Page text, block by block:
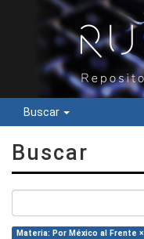
Buscar
Buscar
Materia: Por México al Frente ×